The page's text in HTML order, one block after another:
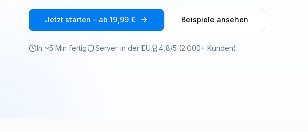
Jetzt starten – ab 19,99 € Beispiele ansehen
In ~5 Min fertig Server in der EU 4,8/5 (2.000+ Kunden)